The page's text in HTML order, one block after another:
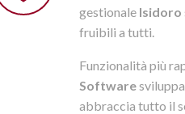
gestionale Isidoro
fruibili a tutti.
Funzionalità più
Software
abbraccia tutto il